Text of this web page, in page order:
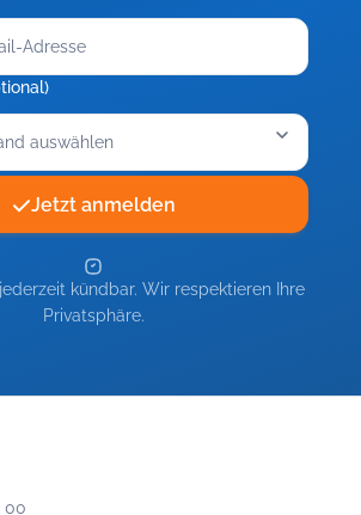
Jetzt anmelden
kündbar. Wir respektieren Ihre
Privatsphäre.
00